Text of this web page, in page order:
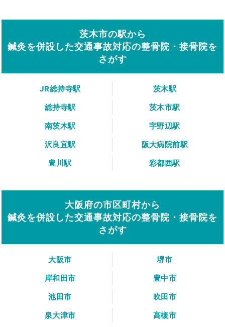
茨木市の駅から
鍼灸を併設した交通事故対応の整骨院・接骨院を
さがす
JR総持寺駅
茨木駅
総持寺駅
茨木市駅
南茨木駅
宇野辺駅
沢良宜駅
阪大病院前駅
豊川駅
彩都西駅
大阪府の市区町村から
鍼灸を併設した交通事故対応の整骨院・接骨院を
さがす
大阪市
堺市
岸和田市
豊中市
池田市
吹田市
泉大津市
高槻市